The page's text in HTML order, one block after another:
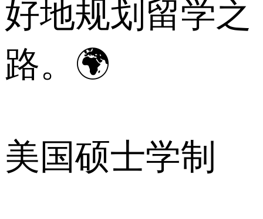
好地规划留学之
路。🌍
美国硕士学制